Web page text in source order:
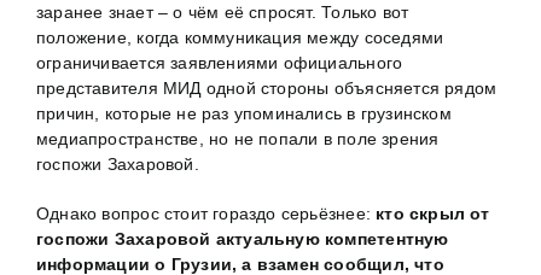
заранее знает – о чём её спросят. Только вот
положение, когда коммуникация между соседями
ограничивается заявлениями официального
представителя МИД одной стороны объясняется рядом
причин, которые не раз упоминались в грузинском
медиапространстве, но не попали в поле зрения
госпожи Захаровой.
Однако вопрос стоит гораздо серьёзнее: кто скрыл от
госпожи Захаровой актуальную компетентную
информации о Грузии, а взамен сообщил, что